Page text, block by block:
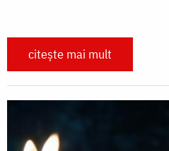
citește mai mult